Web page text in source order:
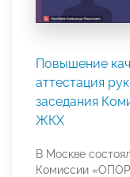
Повышение
аттестация
заседания
ЖКХ
В Москве
Комиссии